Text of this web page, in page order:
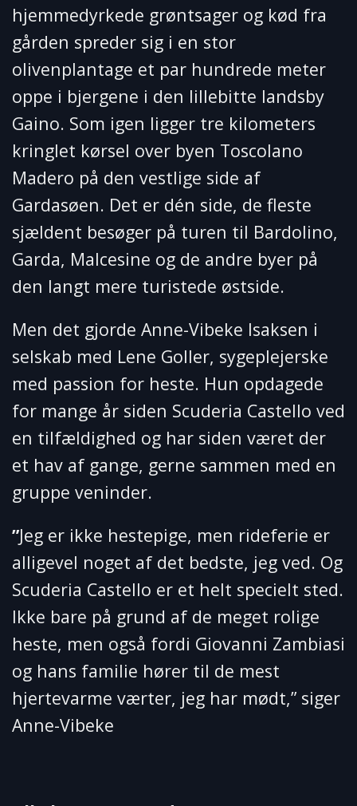
hjemmedyrkede grøntsager og kød fra
gården spreder sig i en stor
olivenplantage et par hundrede meter
oppe i bjergene i den lillebitte landsby
Gaino. Som igen ligger tre kilometers
kringlet kørsel over byen Toscolano
Madero på den vestlige side af
Gardasøen. Det er dén side, de fleste
sjældent besøger på turen til Bardolino,
Garda, Malcesine og de andre byer på
den langt mere turistede østside.
Men det gjorde Anne-Vibeke Isaksen i
selskab med Lene Goller, sygeplejerske
med passion for heste. Hun opdagede
for mange år siden Scuderia Castello ved
en tilfældighed og har siden været der
et hav af gange, gerne sammen med en
gruppe veninder.
”Jeg er ikke hestepige, men rideferie er
alligevel noget af det bedste, jeg ved. Og
Scuderia Castello er et helt specielt sted.
Ikke bare på grund af de meget rolige
heste, men også fordi Giovanni Zambiasi
og hans familie hører til de mest
hjertevarme værter, jeg har mødt,” siger
Anne-Vibeke